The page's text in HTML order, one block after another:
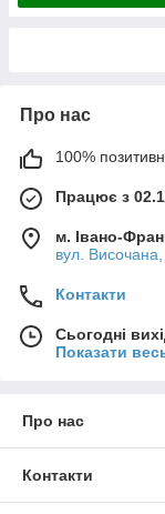
Про нас
100%
Працює з
м. Івано-
вул. Височана,
Контакти
Сьогодні
Показати
Про нас
Контакти